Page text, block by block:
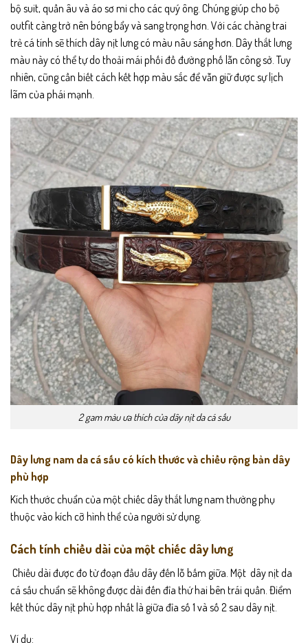
bộ suit, quần âu và áo sơ mi cho các quý ông. Chúng giúp cho bộ
outfit càng trở nên bóng bẩy và sang trọng hơn. Với các chàng trai
trẻ cá tính sẽ thích dây nịt lưng có màu nâu sáng hơn. Dây thắt lưng
màu này có thể tự do thoải mái phối đồ đường phố lẫn công sở. Tuy
nhiên, cũng cần biết cách kết hợp màu sắc để vẫn giữ được sự lịch
lãm của phái mạnh.
2 gam màu ưa thích của dây nịt da cá sấu
Dây lưng nam da cá sấu có kích thước và chiều rộng bản dây
phù hợp
Kích thước chuẩn của một chiếc dây thắt lưng nam thường phụ
thuộc vào kích cỡ hình thể của người sử dụng.
Cách tính chiều dài của một chiếc dây lưng
Chiều dài được đo từ đoạn đầu dây đến lỗ bấm giữa. Một dây nịt da
cá sấu chuẩn sẽ không được dài đến đỉa thứ hai bên trái quần. Điểm
kết thúc dây nịt phù hợp nhất là giữa đỉa số 1 và số 2 sau dây nịt.
Ví dụ: